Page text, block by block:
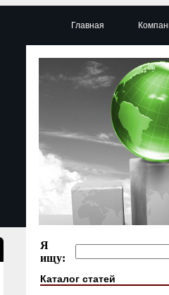
Главная
Я
ищу:
Каталог статей